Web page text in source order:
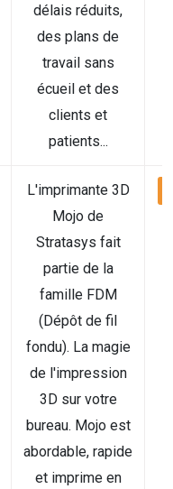
délais réduits,
des plans de
travail sans
écueil et des
clients et
patients...
L'imprimante 3D
Mojo de
Stratasys fait
partie de la
famille FDM
(Dépôt de fil
fondu). La magie
de l'impression
3D sur votre
bureau. Mojo est
abordable, rapide
et imprime en